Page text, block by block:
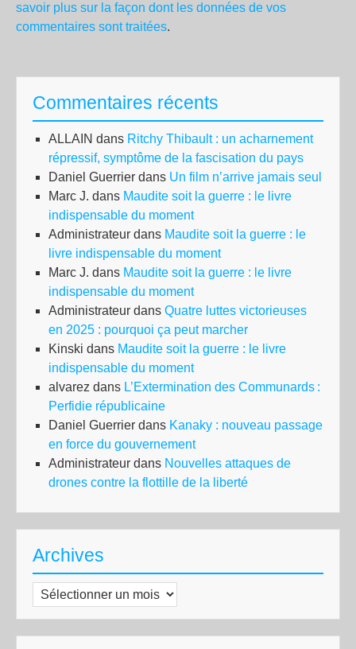
savoir plus sur la façon dont les données de vos
commentaires sont traitées.
Commentaires récents
ALLAIN dans Ritchy Thibault : un acharnement
répressif, symptôme de la fascisation du pays
Daniel Guerrier dans Un film n’arrive jamais seul
Marc J. dans Maudite soit la guerre : le livre
indispensable du moment
Administrateur dans Maudite soit la guerre : le
livre indispensable du moment
Marc J. dans Maudite soit la guerre : le livre
indispensable du moment
Administrateur dans Quatre luttes victorieuses
en 2025 : pourquoi ça peut marcher
Kinski dans Maudite soit la guerre : le livre
indispensable du moment
alvarez dans L’Extermination des Communards :
Perfidie républicaine
Daniel Guerrier dans Kanaky : nouveau passage
en force du gouvernement
Administrateur dans Nouvelles attaques de
drones contre la flottille de la liberté
Archives
Archives